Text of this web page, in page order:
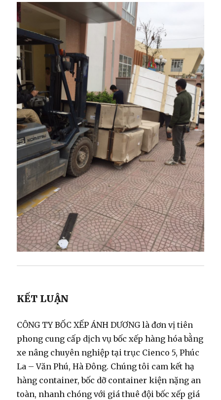
KẾT LUẬN
CÔNG TY BỐC XẾP ÁNH DƯƠNGlà đơn vị tiên
phong cung cấp dịch vụ bốc xếp hàng hóa bằng
xe nâng chuyên nghiệp tại trục Cienco 5, Phúc
La – Văn Phú, Hà Đông. Chúng tôi cam kết hạ
hàng container, bốc dỡ container kiện nặng an
toàn, nhanh chóng với giá thuê đội bốc xếp giá